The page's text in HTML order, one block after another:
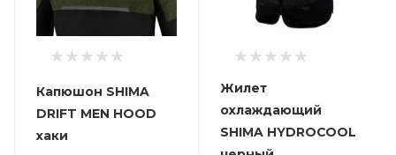
Капюшон SHIMA
DRIFT MEN HOOD
хаки
Жилет
охлаждающий
SHIMA HYDROCOOL